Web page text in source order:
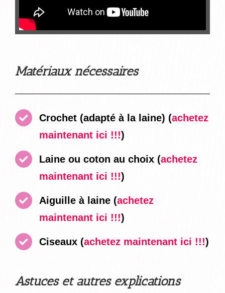
Matériaux nécessaires
Crochet (adapté à la laine) (achetez
maintenant ici !!!)
Laine ou coton au choix (achetez
maintenant ici !!!)
Aiguille à laine (achetez
maintenant ici !!!)
Ciseaux (achetez maintenant ici !!!)
Astuces et autres explications